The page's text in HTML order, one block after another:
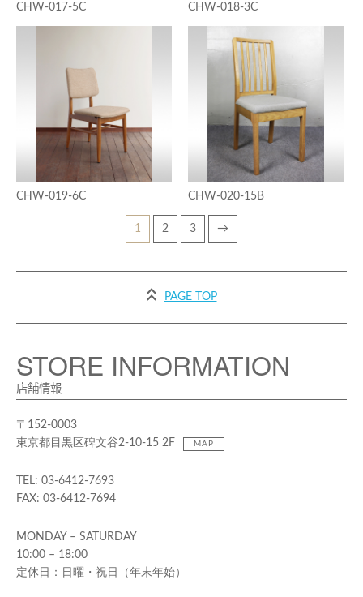
CHW-017-5C CHW-018-3C
CHW-019-6C CHW-020-15B
1 2 3 →
PAGE TOP
STORE INFORMATION
店舗情報
〒152-0003
東京都目黒区碑文谷2-10-15 2F
MAP
TEL: 03-6412-7693
FAX: 03-6412-7694
MONDAY – SATURDAY
10:00 – 18:00
定休日：日曜・祝日（年末年始）